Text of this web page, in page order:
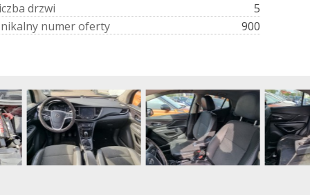
iczba drzwi
5
nikalny numeroferty 900